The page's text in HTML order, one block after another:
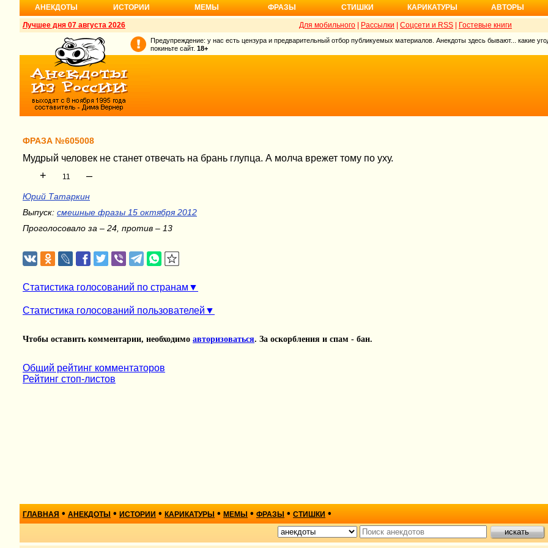
АНЕКДОТЫ ИСТОРИИ МЕМЫ ФРАЗЫ СТИШКИ КАРИКАТУРЫ АВТОРЫ
Лучшее дня 07 августа 2026 Для мобильного Рассылки Соцсети и RSS Гостевые книги
Предупреждение: у нас есть цензура и предварительный отбор публикуемых материалов. Анекдоты здесь бывают... какие
покиньте сайт. 18+
ФРАЗА №605008
Мудрый человек не станет отвечать на брань глупца. А молча врежет тому по уху.
+ 11 –
Юрий Татаркин
Выпуск: смешные фразы 15 октября 2012
Проголосовало за – 24, против – 13
Статистика голосований по странам
Статистика голосований пользователей
Чтобы оставить комментарии, необходимо авторизоваться. За оскорбления и спам - бан.
Общий рейтинг комментаторов
Рейтинг стоп-листов
ГЛАВНАЯ • АНЕКДОТЫ • ИСТОРИИ • КАРИКАТУРЫ • МЕМЫ • ФРАЗЫ • СТИШКИ •